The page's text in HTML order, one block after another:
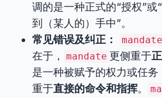
调的是一种正式的“授权”或
到（某人的）手中”。
常见错误及纠正：
mandate
在于， mandate 更侧重于
是一种被赋予的权力或任务
重于直接的命令和指挥。